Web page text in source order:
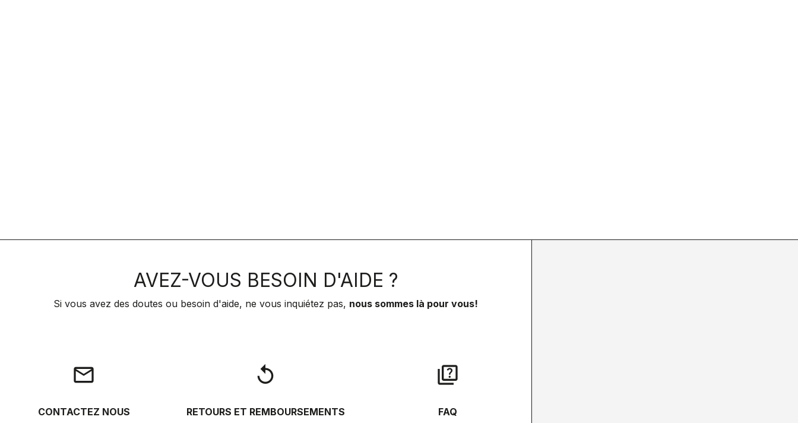
AVEZ-VOUS BESOIN D'AIDE ?
Si vous avez des doutes ou besoin d'aide, ne vous inquiétez pas, nous sommes là pour vous!
email
CONTACTEZ NOUS
replay
RETOURS ET REMBOURSEMENTS
quiz
FAQ